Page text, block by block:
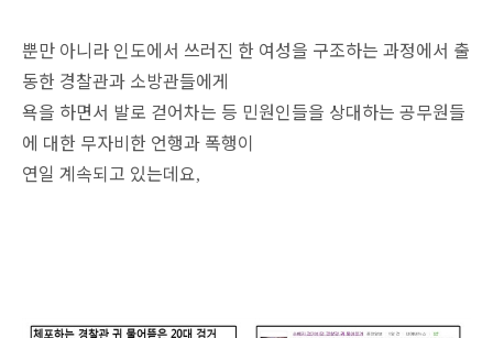
뿐만 아니라 인도에서 쓰러진 한 여성을 구조하는 과정에서 출
동한 경찰관과 소방관들에게
욕을 하면서 발로 걷어차는 등 민원인들을 상대하는 공무원들
에 대한 무자비한 언행과 폭행이
연일 계속되고 있는데요,